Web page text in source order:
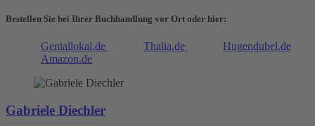
Bestellen Sie bei Ihrer Buchhandlung vor Ort oder hier:
Geniallokal.de Thalia.de
Hugendubel.de
Amazon.de
Gabriele Diechler